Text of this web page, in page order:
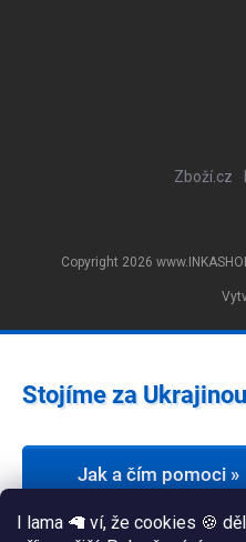
I lama 🦙 ví, že cookies 🍪
Zboží.cz
Copyright 2026
Stojíme za
Jak a čím pomoci »